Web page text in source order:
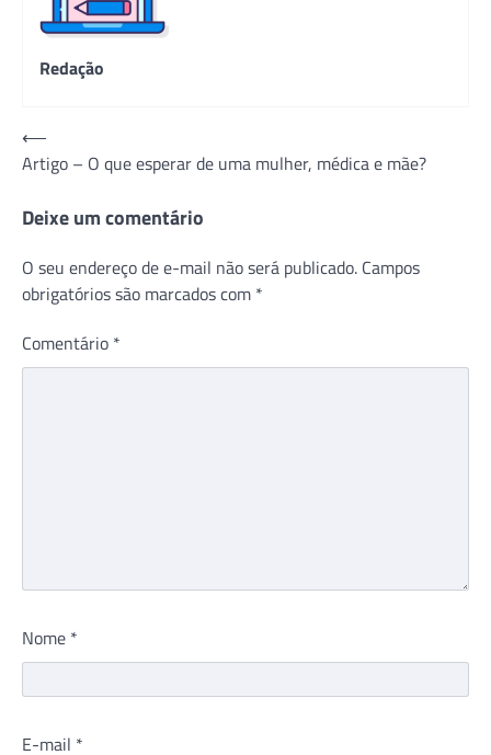
Redação
Navegação
de
Post
⟵
Artigo – O que esperar de uma mulher, médica e mãe?
Deixe um comentário
O seu endereço de e-mail não será publicado. Campos
obrigatórios são marcados com *
Comentário *
Nome *
E-mail *